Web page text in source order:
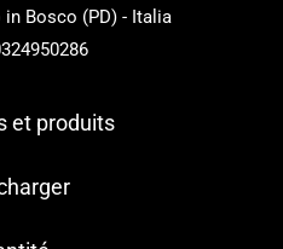
in Bosco (PD) - Italia
et produits